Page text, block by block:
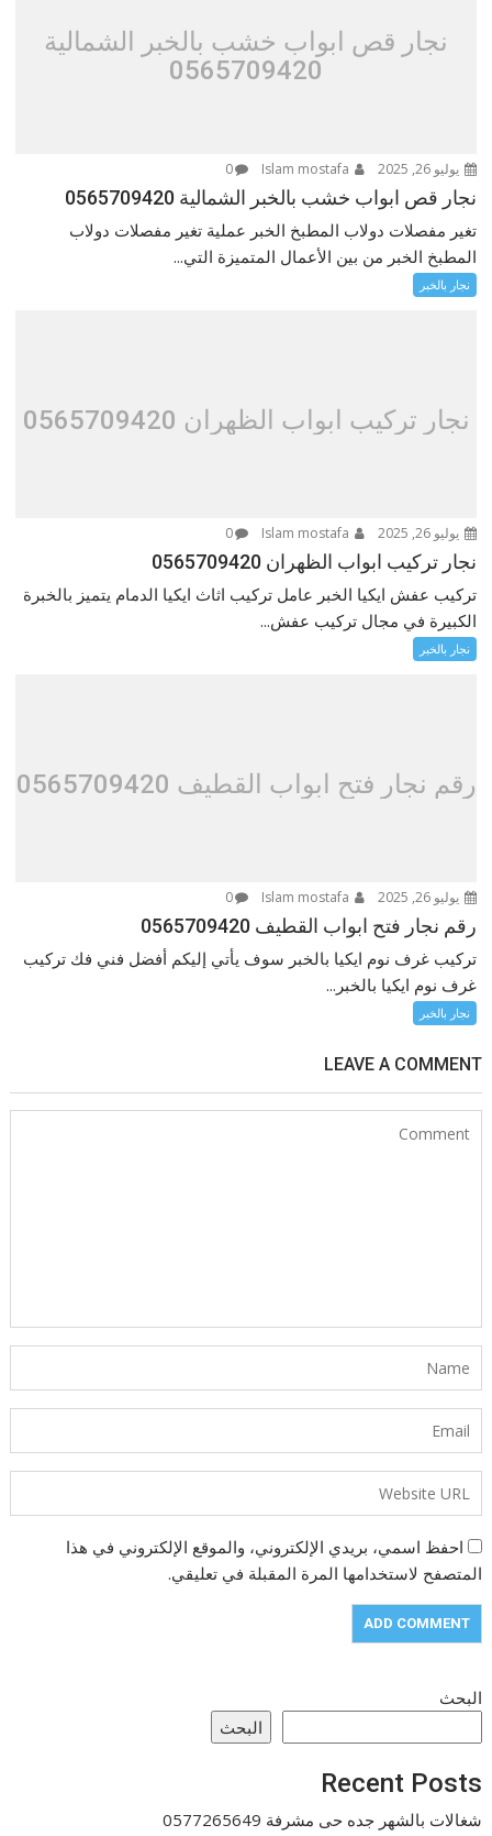
نجار قص ابواب خشب بالخبر الشمالية
0565709420
يوليو 26, 2025 0
نجار قص ابواب خشب بالخبر الشمالية 0565709420
تغير مفصلات دولاب المطبخ الخبر عملية تغير مفصلات دولاب
المطبخ الخبر من بين الأعمال المتميزة التي...
نجار بالخبر
نجار تركيب ابواب الظهران 0565709420
يوليو 26, 2025 0
نجار تركيب ابواب الظهران 0565709420
تركيب عفش ايكيا الخبر عامل تركيب اثاث ايكيا الدمام يتميز بالخبرة
الكبيرة في مجال تركيب عفش...
نجار بالخبر
رقم نجار فتح ابواب القطيف 0565709420
يوليو 26, 2025 0
رقم نجار فتح ابواب القطيف 0565709420
تركيب غرف نوم ايكيا بالخبر سوف يأتي إليكم أفضل فني فك تركيب
غرف نوم ايكيا بالخبر...
نجار بالخبر
LEAVE A COMMENT
احفظ اسمي، بريدي الإلكتروني، والموقع الإلكتروني في هذا
المتصفح لاستخدامها المرة المقبلة في تعليقي.
البحث
البحث
Recent Posts
شغالات بالشهر جده حى مشرفة 0577265649